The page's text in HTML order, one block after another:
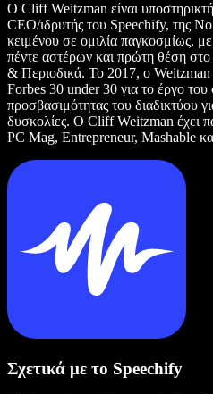
Ο Cliff Weitzman είναι
CEO/ιδρυτής του Speechify, της
κειμένου σε ομιλία παγκοσμίως,
πέντε αστέρων και πρώτη θέση
& Περιοδικά. Το 2017, ο
Forbes 30 under 30 για το έργο του
προσβασιμότητας του διαδικτύου
δυσκολίες. Ο Cliff Weitzman έχει
PC Mag, Entrepreneur, Mashable
Σχετικά με το Speechify